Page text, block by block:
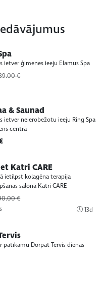
ietver ģimenes ieeju Elamus Spa
€
& Saunad
ietver neierobežotu ieeju Ring Spa
centrā
Katri CARE
ietilpst kolagēna terapija
salonā Katri CARE
€
13d
patīkamu Dorpat Tervis dienas